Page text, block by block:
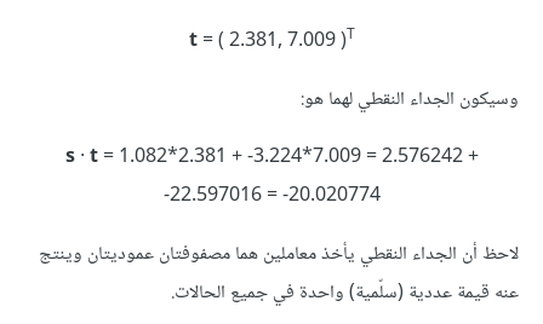
t= ( 2.381, 7.009 )T
وسيكون الجداء النقطي لهما هو:
s·t= 1.082*2.381 + -3.224*7.009 = 2.576242 +
-22.597016 = -20.020774‪
لاحظ أن الجداء النقطي يأخذ معاملين هما مصفوفتان عموديتان وينتج
عنه قيمة عددية (سلّمية) واحدة في جميع الحالات.